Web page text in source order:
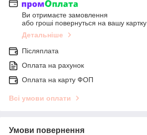
Ви отримаєте замовлення
або гроші повернуться на вашу картку
Детальніше
Післяплата
Оплата на рахунок
Оплата на карту ФОП
Всі умови оплати
Умови повернення